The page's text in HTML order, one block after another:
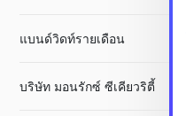
แบนด์วิดท์รายเดือน
บริษัท มอนรักซ์ ซีเคียวริตี้